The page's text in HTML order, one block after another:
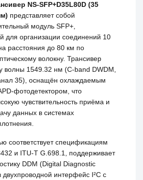
NS-SFP+D35L80D (35
представляет собой
модуль SFP+,
для организации соединений 10
расстояния до 80 км по
волокну. Трансивер
волны 1549.32 нм (C-band DWDM,
35), оснащён охлаждаемым
фотодетектором, что
чувствительность приёма и
данных в системах
соответствует спецификациям
и ITU-T G.698.1, поддерживает
DDM (Digital Diagnostic
двухпроводной интерфейс I²C с